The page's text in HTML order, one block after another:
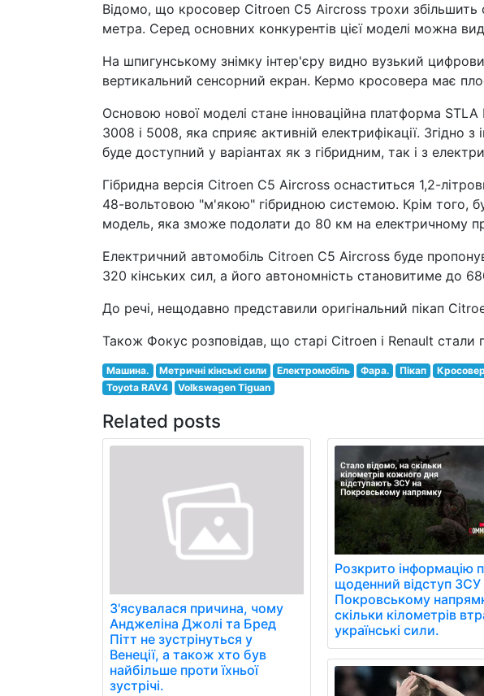
Відомо, що кросовер Citroen C5 Aircross трохи
метра. Серед основних конкурентів цієї моделі можна
На шпигунському знімку інтер'єру видно вузький
вертикальний сенсорний екран. Кермо кросовера має
Основою нової моделі стане інноваційна платформа
3008 і 5008, яка сприяє активній електрифікації. Згідно
буде доступний у варіантах як з гібридним, так і з
Гібридна версія Citroen C5 Aircross оснаститься 1,2-
48-вольтовою "м'якою" гібридною системою. Крім того,
модель, яка зможе подолати до 80 км на електричному
Електричний автомобіль Citroen C5 Aircross буде
320 кінських сил, а його автономність становитиме до
До речі, нещодавно представили оригінальний пікап
Також Фокус розповідав, що старі Citroen і Renault
Машина. Метричні кінські сили Електромобіль Фара. Пікап Кросовер
Toyota RAV4
Volkswagen Tiguan
Related posts
З'ясувалася причина, чому
Анджеліна Джолі та Бред
Пітт не зустрінуться у
Венеції, а також хто був
найбільше проти їхньої
зустрічі.
Розкрито інформацію
щоденний відступ ЗСУ
Покровському
скільки кілометрів
українські сили.